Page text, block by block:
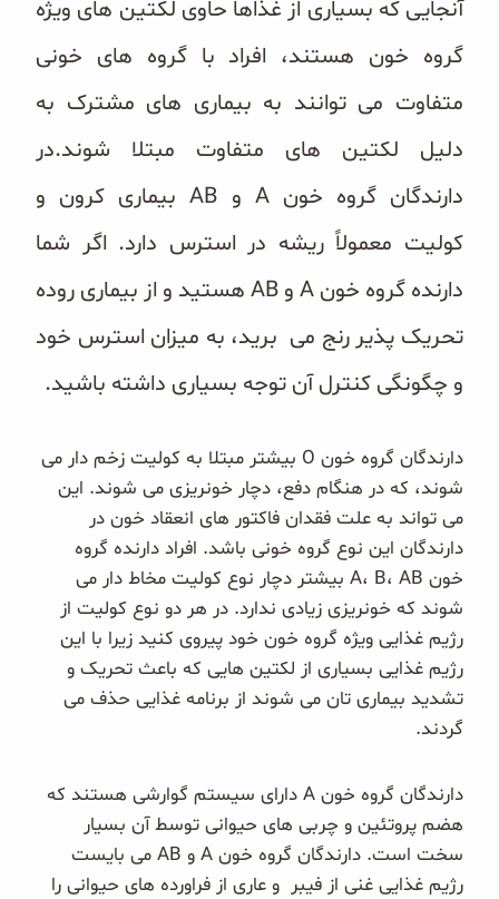
آنجایی که بسیاری از غذاها حاوی لکتین های ویژه
گروه خون هستند، افراد با گروه های خونی
متفاوت می توانند به بیماری های مشترک به
دلیل لکتین های متفاوت مبتلا شوند.در
دارندگان گروه خون A و AB بیماری کرون و
کولیت معمولاً ریشه در استرس دارد. اگر شما
دارنده گروه خون A و AB هستید و از بیماری روده
تحریک پذیر رنج می برید، به میزان استرس خود
و چگونگی کنترل آن توجه بسیاری داشته باشید.
دارندگان گروه خون O بیشتر مبتلا به کولیت زخم دار می
شوند، که در هنگام دفع، دچار خونریزی می شوند. این
می تواند به علت فقدان فاکتور های انعقاد خون در
دارندگان این نوع گروه خونی باشد. افراد دارنده گروه
خون A، B، AB بیشتر دچار نوع کولیت مخاط دار می
شوند که خونریزی زیادی ندارد. در هر دو نوع کولیت از
رژیم غذایی ویژه گروه خون خود پیروی کنید زیرا با این
رژیم غذایی بسیاری از لکتین هایی که باعث تحریک و
تشدید بیماری تان می شوند از برنامه غذایی حذف می
گردند.
دارندگان گروه خون A دارای سیستم گوارشی هستند که
هضم پروتئین و چربی های حیوانی توسط آن بسیار
سخت است. دارندگان گروه خون A و AB می بایست
رژیم غذایی غنی از فیبر و عاری از فراورده های حیوانی را